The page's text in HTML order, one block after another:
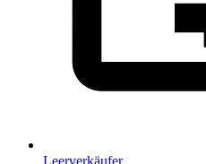
Leerverkäufer